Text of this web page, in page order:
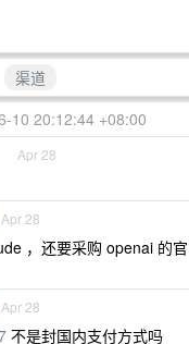
渠道
10 20:12:44 +08:00
Apr 28
Apr 28
，还要采购 openai 的
Apr 28
不是封国内支付方式吗